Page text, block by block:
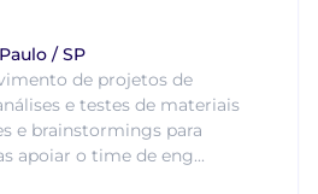
/ SP
de projetos de
e testes de materiais
e brainstormings para
apoiar o time de eng...